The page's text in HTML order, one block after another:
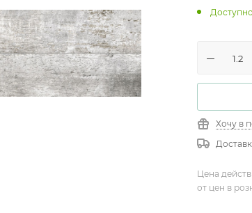
Хочу в
Цена
от цен в